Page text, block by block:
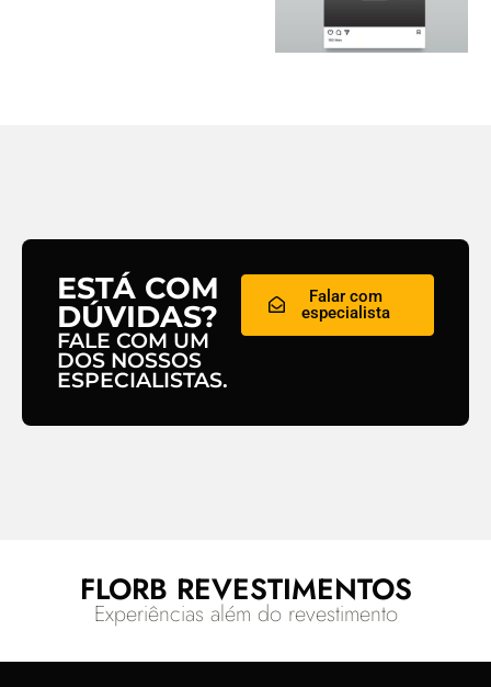
ESTÁ COM
DÚVIDAS?
FALE COM UM
DOS NOSSOS
ESPECIALISTAS.
Falar com
especialista
FLORB REVESTIMENTOS
Experiências além do revestimento